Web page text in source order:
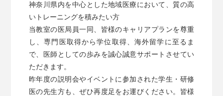
神奈川県内を中心とした地域医療において、質の高
いトレーニングを積みたい方
当教室の医局員一同、皆様のキャリアプランを尊重
し、専門医取得から学位取得、海外留学に至るま
で、医師としての歩みを誠心誠意サポートさせてい
ただきます。
昨年度の説明会やイベントに参加された学生・研修
医の先生方も、ぜひ再度足をお運びください。皆様